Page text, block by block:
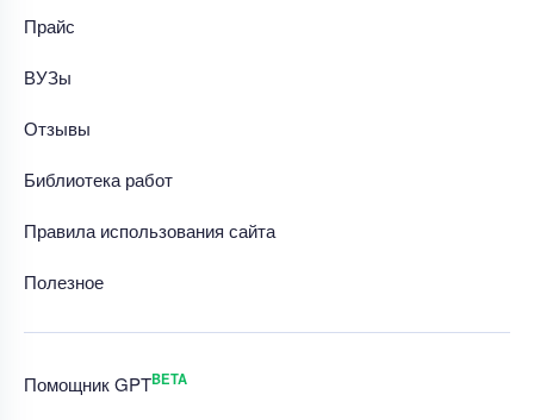
Прайс
ВУЗы
Отзывы
Библиотека работ
Правила использования сайта
Полезное
Помощник GPTBETA